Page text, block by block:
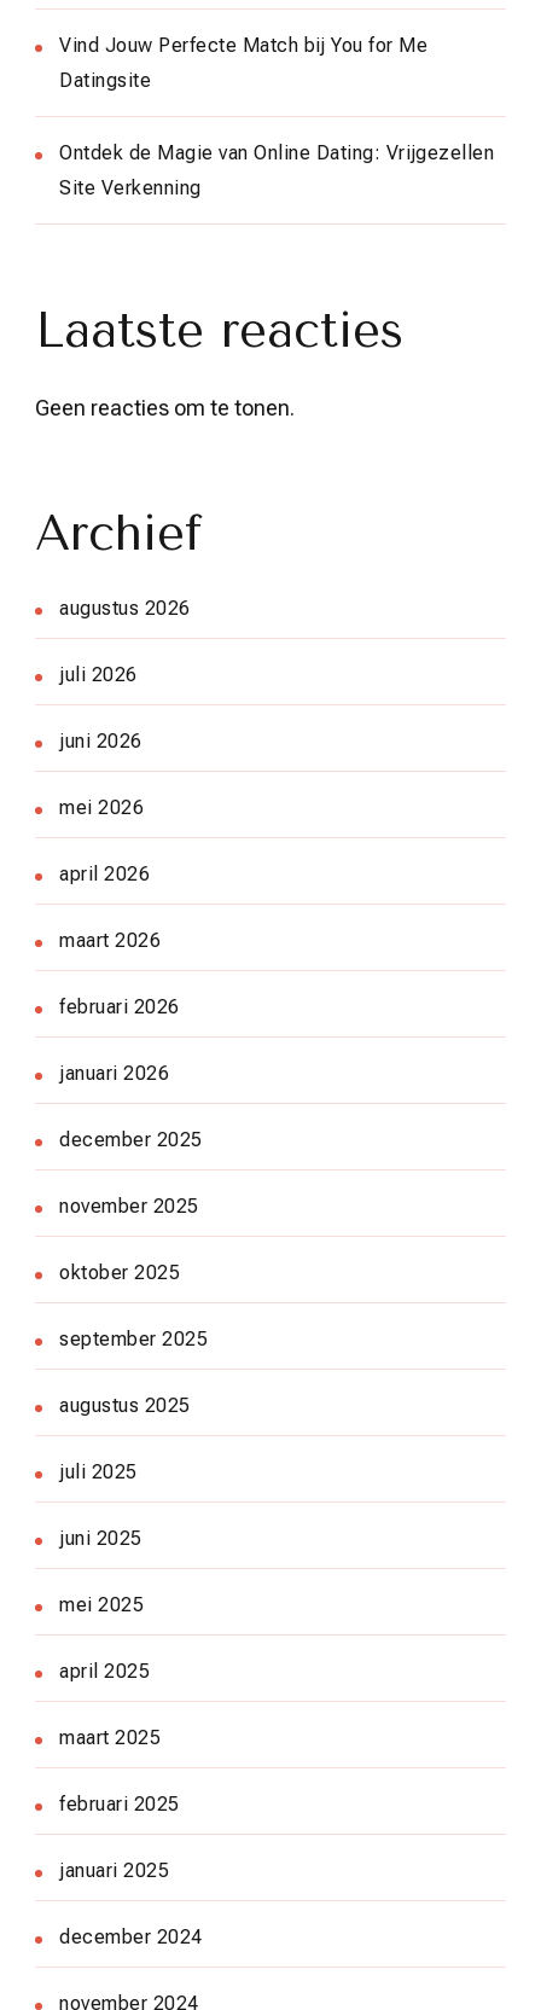
Vind Jouw Perfecte Match bij You for Me
Datingsite
Ontdek de Magie van Online Dating: Vrijgezellen
Site Verkenning
Laatste reacties
Geen reacties om te tonen.
Archief
augustus 2026
juli 2026
juni 2026
mei 2026
april 2026
maart 2026
februari 2026
januari 2026
december 2025
november 2025
oktober 2025
september 2025
augustus 2025
juli 2025
juni 2025
mei 2025
april 2025
maart 2025
februari 2025
januari 2025
december 2024
november 2024